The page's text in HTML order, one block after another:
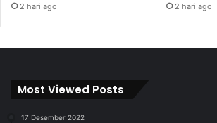
2 hari ago 2 hari ago
Most Viewed Posts
17 Desember 2022